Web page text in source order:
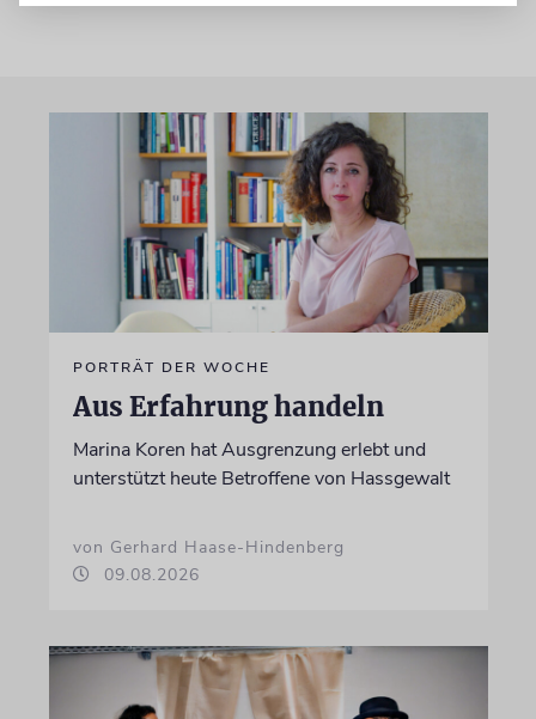
PORTRÄT DER WOCHE
Aus Erfahrung handeln
Marina Koren hat Ausgrenzung erlebt und
unterstützt heute Betroffene von Hassgewalt
von Gerhard Haase-Hindenberg
09.08.2026